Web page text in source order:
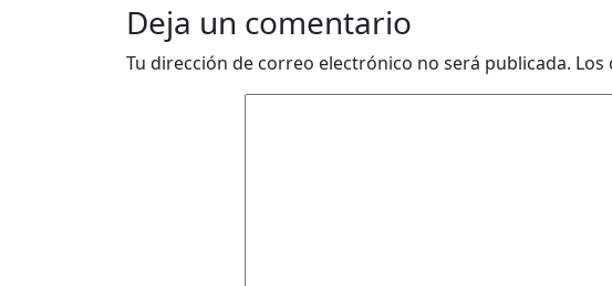
Deja un comentario
Tu dirección de correo electrónico no será publicada. Los